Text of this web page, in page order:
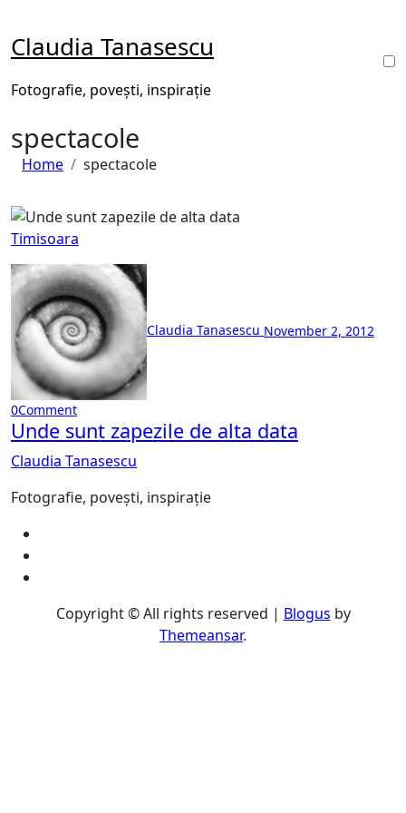
content
Claudia Tanasescu
Fotografie, povești, inspirație
spectacole
Home spectacole
Timisoara
Claudia Tanasescu November 2, 2012
0Comment
Unde sunt zapezile de alta data
Claudia Tanasescu
Fotografie, povești, inspirație
Copyright © All rights reserved | Blogus by
Themeansar.